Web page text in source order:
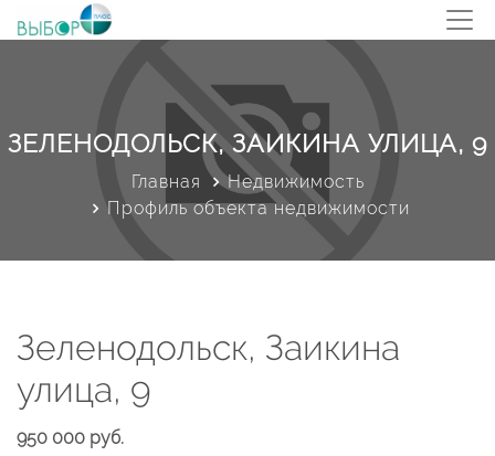
ЗЕЛЕНОДОЛЬСК, ЗАИКИНА УЛИЦА, 9
Главная
Недвижимость
Профиль объекта недвижимости
Зеленодольск, Заикина
улица, 9
950 000 руб.